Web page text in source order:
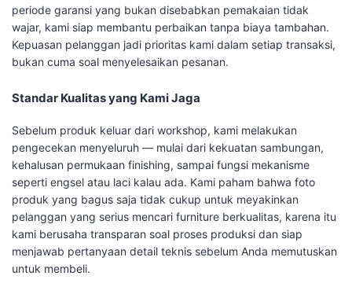
periode garansi yang bukan disebabkan pemakaian tidak
wajar, kami siap membantu perbaikan tanpa biaya tambahan.
Kepuasan pelanggan jadi prioritas kami dalam setiap transaksi,
bukan cuma soal menyelesaikan pesanan.
Standar Kualitas yang Kami Jaga
Sebelum produk keluar dari workshop, kami melakukan
pengecekan menyeluruh — mulai dari kekuatan sambungan,
kehalusan permukaan finishing, sampai fungsi mekanisme
seperti engsel atau laci kalau ada. Kami paham bahwa foto
produk yang bagus saja tidak cukup untuk meyakinkan
pelanggan yang serius mencari furniture berkualitas, karena itu
kami berusaha transparan soal proses produksi dan siap
menjawab pertanyaan detail teknis sebelum Anda memutuskan
untuk membeli.